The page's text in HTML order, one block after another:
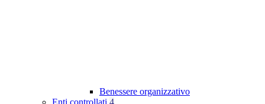
Benessere organizzativo